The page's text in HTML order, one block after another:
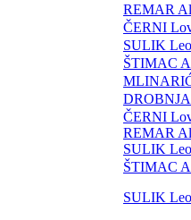
REMAR
ČERNI
SULIK Leo
ŠTIMAC
ČERNI
REMAR
SULIK Leo
ŠTIMAC
SULIK Leo